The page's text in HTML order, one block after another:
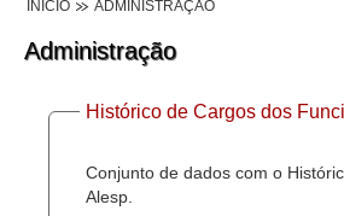
Dados Abertos Alesp
Lei de Acesso à Informação
Dados Governamentais Abertos
Planejamento
INÍCIO ADMINISTRAÇÃO
Administração
Histórico de Cargos dos
Conjunto de dados com o
Alesp.